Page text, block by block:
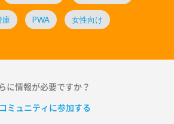
庫 PWA 女性向け
に情報が必要ですか？
ミュニティに参加する